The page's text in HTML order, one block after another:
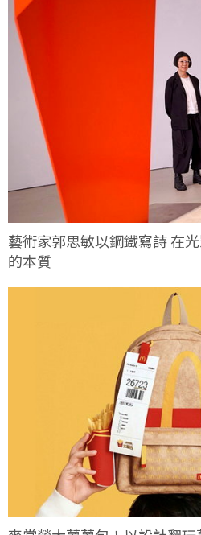
藝術家郭思敏以鋼鐵寫詩 在
的本質